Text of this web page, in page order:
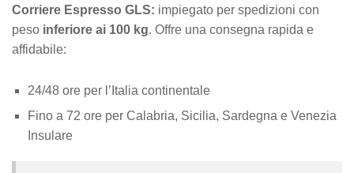
Corriere Espresso GLS: impiegato per spedizioni con
peso inferiore ai 100 kg. Offre una consegna rapida e
affidabile:
24/48 ore per l’Italia continentale
Fino a 72 ore per Calabria, Sicilia, Sardegna e Venezia
Insulare